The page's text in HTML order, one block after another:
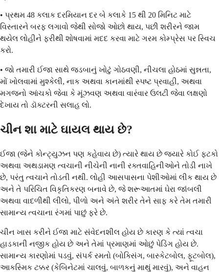
• પ્રથમ 48 કલાક દરમિયાન દર બે કલાકે 15 થી 20 મિનિટ માટે
વિસ્તારને બરફ લગાવો જેથી સોજો ઓછો થાય, પછી શરીરને જામ
થયેલ લોહીને ફરીથી શોષવામાં મદદ કરવા માટે ગરમ કોમ્પ્રેસ પર સ્વિચ
કરો.
• જો તમારી ઈજા સાથે જડબાનું ખોટું ગોઠવણી, નીચલા હોઠમાં સુન્નતા,
મોં ખોલવામાં મુશ્કેલી, નાક અથવા કાનમાંથી સ્પષ્ટ પ્રવાહી, અથવા
મગજનો આંચકો જેવા કે મૂંઝવણ અથવા વારંવાર ઉલટી જેવા લક્ષણો
દેખાય તો ડૉક્ટરની સલાહ લો.
ચીન શા માટે ઘાયલ થાય છે?
ઈજા (જેને કોન્ટ્યુઝન પણ કહેવાય છે) ત્યારે થાય છે જ્યારે કોઈ ફટકો
અથવા અથડામણ ત્વચાની નીચેની નાની રક્તવાહિનીઓને તોડી નાખે
છે, પરંતુ ત્વચાને તોડતી નથી. લોહી આસપાસના પેશીઓમાં લીક થાય છે
અને તે પરિચિત વિકૃતિકરણ બનાવે છે, જે શરૂઆતમાં ઘેરા જાંબલી
અથવા વાદળીથી લીલો, પીળો અને અંતે શરીર તેને સાફ કરે તેમ તમારી
સામાન્ય ત્વચાના રંગમાં પાછું ફરે છે.
ચીન ખાસ કરીને ઈજા માટે સંવેદનશીલ હોય છે કારણ કે ત્યાં ત્વચા
હાડકાની નજીક હોય છે અને તેમાં પ્રમાણમાં ઓછું પેડિંગ હોય છે.
સામાન્ય કારણોમાં પડવું, સંપર્ક રમતો (બોક્સિંગ, બાસ્કેટબોલ, ફૂટબોલ),
આકસ્મિક ટક્કર (કેબિનેટમાં ચાલવું, બાળકનું માથું મારવું), અને વાહન